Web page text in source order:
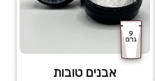
אבנים טובות